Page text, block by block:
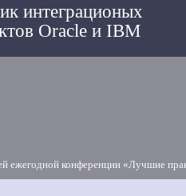
интеграционых
Oracle и IBM
ежегодной конференции «Лучшие